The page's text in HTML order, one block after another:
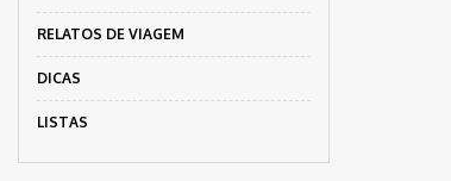
RELATOS DE VIAGEM
DICAS
LISTAS